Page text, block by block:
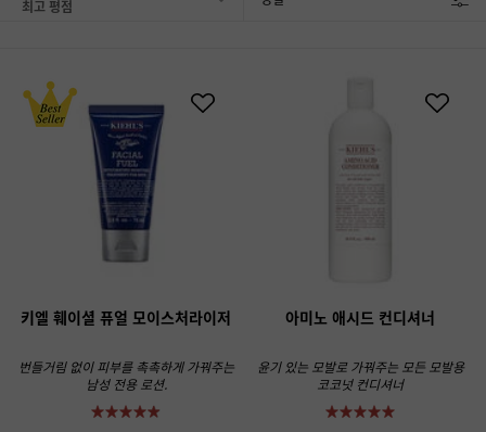
FILTER MENU
키엘 훼이셜 퓨얼 모이스처라이저
번들거림 없이 피부를 촉촉하게 가꿔주는
남성 전용 로션.
아미노 애시드 컨디셔너
윤기 있는 모발로 가꿔주는 모든 모발용
코코넛 컨디셔너